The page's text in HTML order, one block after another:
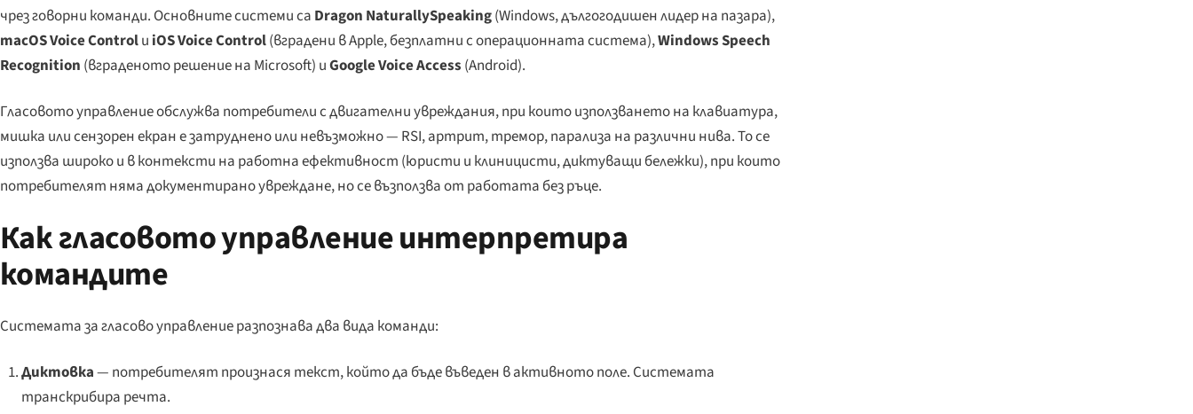
чрез говорни команди. Основните системи са Dragon NaturallySpeaking(Windows, дългогодишен лидер на пазара),
macOS Voice Controlи iOS Voice Control(вградени в Apple, безплатни с операционната система),Windows Speech
Recognition (вграденото решение на Microsoft) иGoogle Voice Access (Android).
Гласовото управление обслужва потребители с двигателни увреждания, при които използването на клавиатура,
мишка или сензорен екран е затруднено или невъзможно — RSI, артрит, тремор, парализа на различни нива. То се
използва широко и в контексти на работна ефективност (юристи и клиницисти, диктуващи бележки), при които
потребителят няма документирано увреждане, но се възползва от работата без ръце.
Как гласовото управление интерпретира
командите
Системата за гласово управление разпознава два вида команди:
Диктовка— потребителят произнася текст, който да бъде въведен в активното поле. Системата
транскрибира речта.